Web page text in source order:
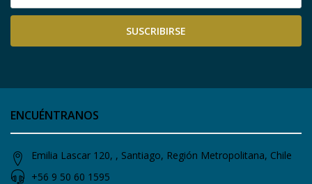
SUSCRIBIRSE
ENCUÉNTRANOS
Emilia Lascar 120, , Santiago, Región Metropolitana, Chile
+56 9 50 60 1595